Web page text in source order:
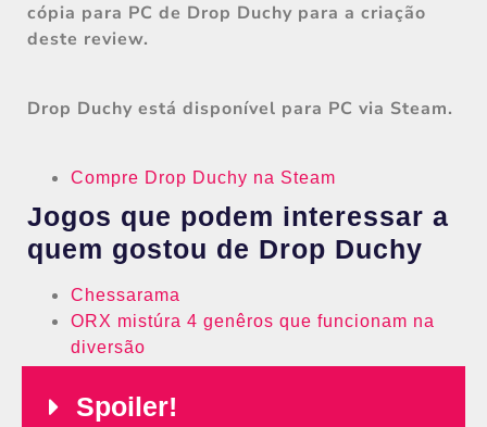
cópia para PC de Drop Duchy para a criação
deste review.
Drop Duchy está disponível para PC via Steam.
Compre Drop Duchy na Steam
Jogos que podem interessar a
quem gostou de Drop Duchy
Chessarama
ORX mistúra 4 genêros que funcionam na
diversão
Spoiler!